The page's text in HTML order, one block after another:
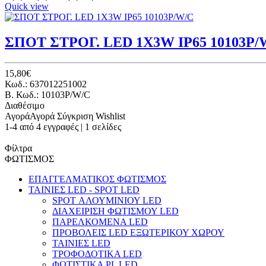
Quick view
ΣΠΟΤ ΣΤΡΟΓ. LED 1X3W IP65 10103P/
15,80€
Κωδ.: 637012251002
B. Κωδ.: 10103P/W/C
Διαθέσιμο
ΑγοράΑγορά Σύγκριση Wishlist
1-4 από 4 εγγραφές | 1 σελίδες
Φίλτρα
ΦΩΤΙΣΜΟΣ
ΕΠΑΓΓΕΛΜΑΤΙΚΟΣ ΦΩΤΙΣΜΟΣ
ΤΑΙΝΙΕΣ LED - SPOT LED
SPOT ΑΛΟΥΜΙΝΙΟΥ LED
ΔΙΑΧΕΙΡΙΣΗ ΦΩΤΙΣΜΟΥ LED
ΠΑΡΕΛΚΟΜΕΝΑ LED
ΠΡΟΒΟΛΕΙΣ LED ΕΞΩΤΕΡΙΚΟΥ ΧΩΡΟΥ
ΤΑΙΝΙΕΣ LED
ΤΡΟΦΟΔΟΤΙΚΑ LED